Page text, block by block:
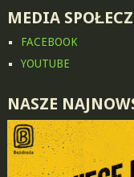
MEDIA
FACEBOOK
YOUTUBE
NASZE